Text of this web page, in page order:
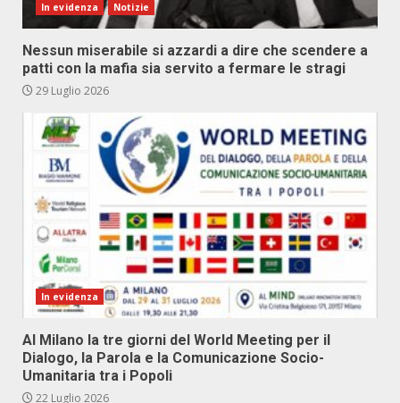
In evidenza Notizie
Nessun miserabile si azzardi a dire che scendere a
patti con la mafia sia servito a fermare le stragi
29 Luglio 2026
In evidenza
Al Milano la tre giorni del World Meeting per il
Dialogo, la Parola e la Comunicazione Socio-
Umanitaria tra i Popoli
22 Luglio 2026